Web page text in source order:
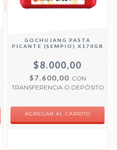
GOCHUJANG PASTA
PICANTE (SEMPIO) X170GR
$8.000,00
$7.600,00 CON
TRANSFERENCIA O DEPÓSITO